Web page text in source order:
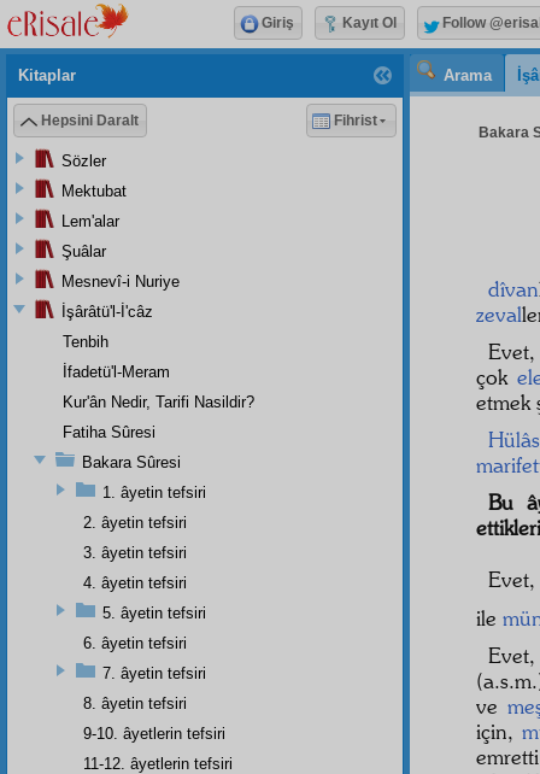
Arama
Bakara
dîvan
zeval
çok
etmek
Bu
ile
ve
için,
Kitaplar
Hepsini Daralt Fihrist
Sözler
Mektubat
Lem'alar
Şuâlar
Mesnevî-i Nuriye
İşârâtü'l-İ'câz
Tenbih
İfadetü'l-Meram
Kur'ân Nedir, Tarifi Nasildir?
Fatiha Sûresi
Bakara Sûresi
1. âyetin tefsiri
2. âyetin tefsiri
3. âyetin tefsiri
4. âyetin tefsiri
5. âyetin tefsiri
6. âyetin tefsiri
7. âyetin tefsiri
8. âyetin tefsiri
9-10. âyetlerin tefsiri
11-12. âyetlerin tefsiri
Giriş Kayıt Ol Follow